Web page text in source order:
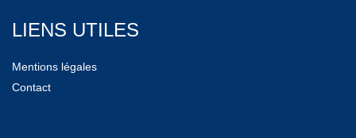
LIENS UTILES
Mentions légales
Contact